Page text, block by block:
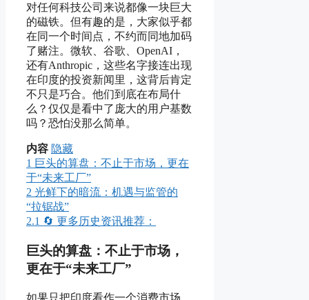
对任何科技公司来说都像一块巨大
的磁铁。但有趣的是，大家似乎都
在同一个时间点，不约而同地加码
了赌注。微软、谷歌、OpenAI，
还有Anthropic，这些名字接连出现
在印度的投资新闻里，这背后肯定
不只是巧合。他们到底在布局什
么？仅仅是看中了庞大的用户基数
吗？恐怕没那么简单。
内容 隐藏
1 巨头的算盘：不止于市场，更在
于“未来工厂”
2 光鲜下的暗流：机遇与监管的
“拉锯战”
2.1 🔄 更多历史资讯推荐：
巨头的算盘：不止于市场，
更在于“未来工厂”
如果只把印度看作一个消费市场，